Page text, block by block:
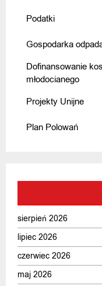
Podatki
Gospodarka
Dofinansowanie
młodocianego
Projekty Unijne
Plan Polowań
sierpień 2026
lipiec 2026
czerwiec 2026
maj 2026